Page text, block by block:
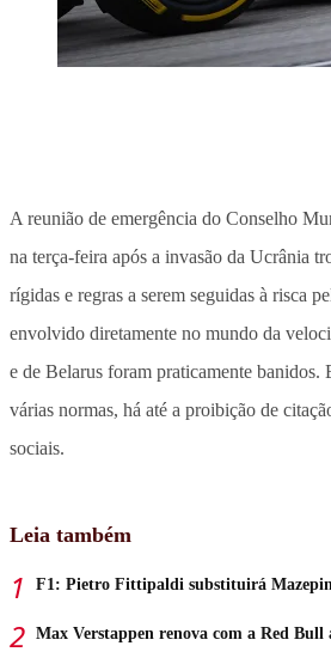
A reunião de emergência do Conselho
na terça-feira após a invasão da Ucrânia
rígidas e regras a serem seguidas à risca
envolvido diretamente no mundo da
e de Belarus foram praticamente banidos.
várias normas, há até a proibição de
sociais.
Leia também
F1: Pietro Fittipaldi substituirá
Max Verstappen renova com a Red Bull